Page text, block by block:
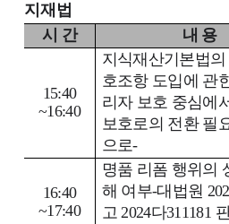
지재법
시 간
내 용
15:40
~16:40
지식재산기본법
호조항 도입에 관
리자 보호 중심에
보호로의 전환 필
으로-
16:40
~17:40
명품 리폼 행위의
해 여부-대법원
고2024다311181